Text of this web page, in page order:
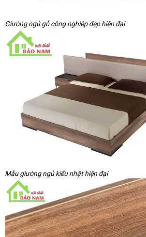
Giường ngủ gỗ công nghiệp đẹp hiện đại
Mẫu giường ngủ kiểu nhật hiện đại